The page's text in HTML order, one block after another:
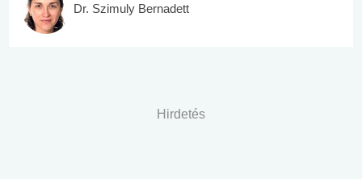
Dr. Szimuly Bernadett
Hirdetés